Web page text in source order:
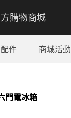
購物商城
件 商城活動
門電冰箱